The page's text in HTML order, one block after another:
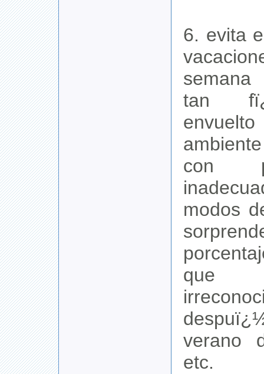
6. evita
semana
tan
con
modos
que
verano
etc.